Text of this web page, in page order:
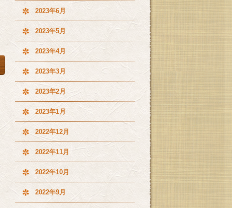
2023年6月
2023年5月
2023年4月
2023年3月
2023年2月
2023年1月
2022年12月
2022年11月
2022年10月
2022年9月